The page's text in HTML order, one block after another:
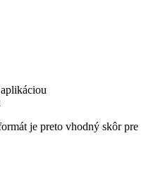
je preto vhodný skôr pre